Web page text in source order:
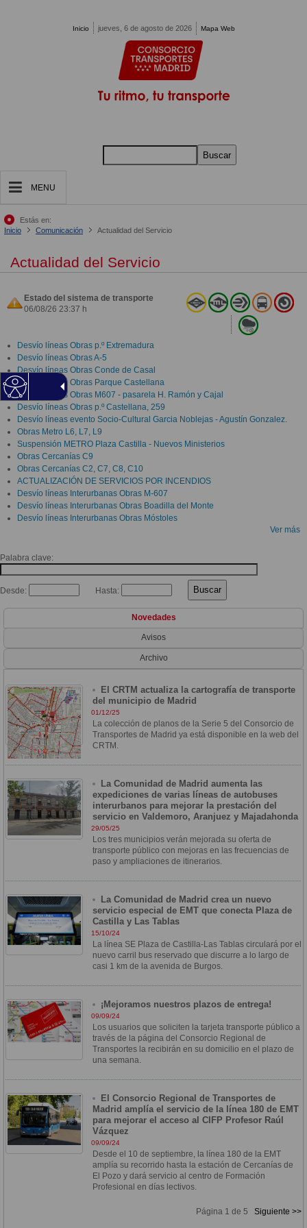
Inicio jueves, 6 de agosto de 2026 Mapa Web
Buscar
MENU
Estás en:
Inicio
Comunicación Actualidad del Servicio
Actualidad del Servicio
Estado del sistema de transporte
06/08/26 23:37 h
Desvío líneas Obras p.º Extremadura
Desvío líneas Obras A-5
Desvío líneas Obras Conde de Casal
Desvío líneas Obras Parque Castellana
Desvío líneas Obras M607 - pasarela H. Ramón y Cajal
Desvío líneas Obras p.º Castellana, 259
Desvío líneas evento Socio-Cultural Garcia Noblejas - Agustín Gonzalez.
Obras Metro L6, L7, L9
Suspensión METRO Plaza Castilla - Nuevos Ministerios
Obras Cercanías C9
Obras Cercanías C2, C7, C8, C10
ACTUALIZACIÓN DE SERVICIOS POR INCENDIOS
Desvío líneas Interurbanas Obras M-607
Desvío líneas Interurbanas Obras Boadilla del Monte
Desvío líneas Interurbanas Obras Móstoles
Ver más
Palabra clave:
Desde: Hasta: Buscar
Novedades
Avisos
Archivo
El CRTM actualiza la cartografía de transporte
del municipio de Madrid
01/12/25
La colección de planos de la Serie 5 del Consorcio de
Transportes de Madrid ya está disponible en la web del
CRTM.
La Comunidad de Madrid aumenta las
expediciones de varias líneas de autobuses
interurbanos para mejorar la prestación del
servicio en Valdemoro, Aranjuez y Majadahonda
29/05/25
Los tres municipios verán mejorada su oferta de
transporte público con mejoras en las frecuencias de
paso y ampliaciones de itinerarios.
La Comunidad de Madrid crea un nuevo
servicio especial de EMT que conecta Plaza de
Castilla y Las Tablas
15/10/24
La línea SE Plaza de Castilla-Las Tablas circulará por el
nuevo carril bus reservado que discurre a lo largo de
casi 1 km de la avenida de Burgos.
¡Mejoramos nuestros plazos de entrega!
09/09/24
Los usuarios que soliciten la tarjeta transporte público a
través de la página del Consorcio Regional de
Transportes la recibirán en su domicilio en el plazo de
una semana.
El Consorcio Regional de Transportes de
Madrid amplía el servicio de la línea 180 de EMT
para mejorar el acceso al CIFP Profesor Raúl
Vázquez
09/09/24
Desde el 10 de septiembre, la línea 180 de la EMT
amplía su recorrido hasta la estación de Cercanías de
El Pozo y dará servicio al centro de Formación
Profesional en días lectivos.
Página 1 de 5 Siguiente >>